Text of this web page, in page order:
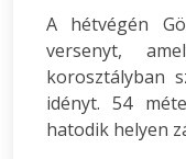
A hétvégén
versenyt,
korosztályban
idényt. 54
hatodik helyen